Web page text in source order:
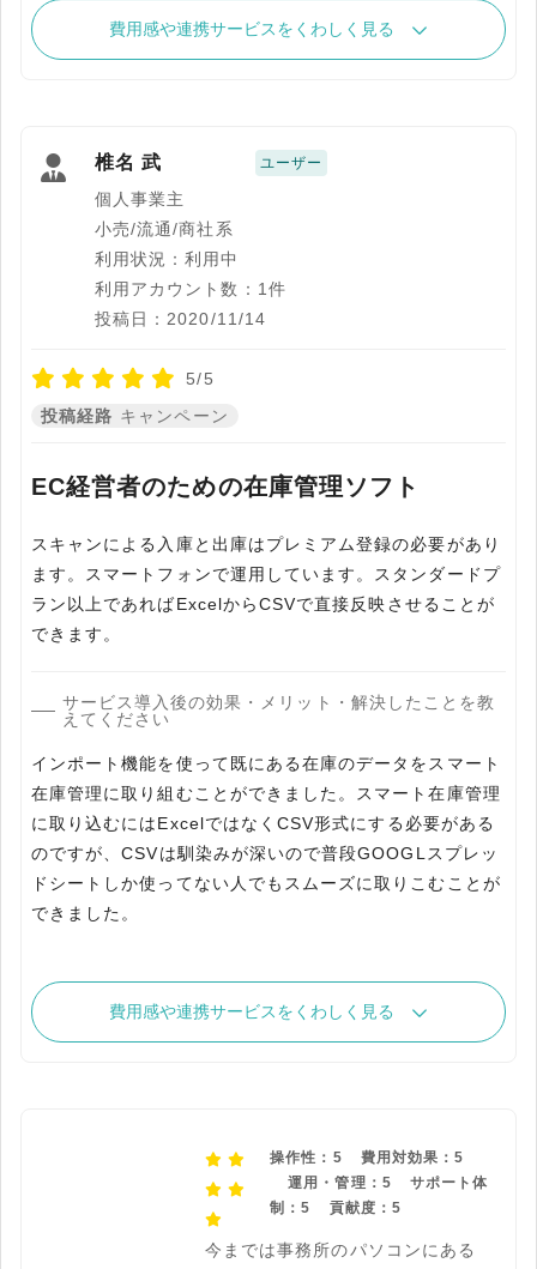
費用感や連携サービスをくわしく見る
椎名 武 ユーザー
個人事業主
小売/流通/商社系
利用状況：利用中
利用アカウント数：1件
投稿日：2020/11/14
5/5
投稿経路 キャンペーン
EC経営者のための在庫管理ソフト
スキャンによる入庫と出庫はプレミアム登録の必要があり
ます。スマートフォンで運用しています。スタンダードプ
ラン以上であればExcelからCSVで直接反映させることが
できます。
サービス導入後の効果・メリット・解決したことを教
えてください
インポート機能を使って既にある在庫のデータをスマート
在庫管理に取り組むことができました。スマート在庫管理
に取り込むにはExcelではなくCSV形式にする必要がある
のですが、CSVは馴染みが深いので普段GOOGLスプレッ
ドシートしか使ってない人でもスムーズに取りこむことが
できました。
費用感や連携サービスをくわしく見る
操作性：5
費用対効果：5
運用・管理：5
サポート体
制：5
貢献度：5
今までは事務所のパソコンにある